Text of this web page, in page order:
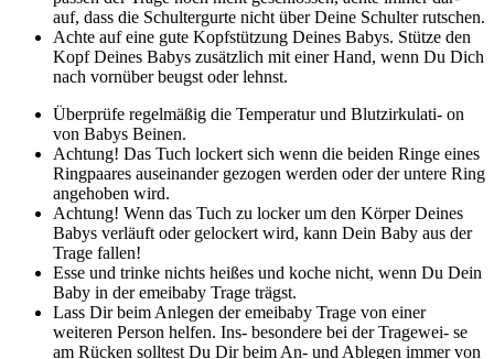
auf, dass die Schultergurte nicht über Deine Schulter rutschen.
Achte auf eine gute Kopfstützung Deines Babys. Stütze den
Kopf Deines Babys zusätzlich mit einer Hand, wenn Du Dich
nach vornüber beugst oder lehnst.
Überprüfe regelmäßig die Temperatur und Blutzirkulati- on
von Babys Beinen.
Achtung! Das Tuch lockert sich wenn die beiden Ringe eines
Ringpaares auseinander gezogen werden oder der untere Ring
angehoben wird.
Achtung! Wenn das Tuch zu locker um den Körper Deines
Babys verläuft oder gelockert wird, kann Dein Baby aus der
Trage fallen!
Esse und trinke nichts heißes und koche nicht, wenn Du Dein
Baby in der emeibaby Trage trägst.
Lass Dir beim Anlegen der emeibaby Trage von einer
weiteren Person helfen. Ins- besondere bei der Tragewei- se
am Rücken solltest Du Dir beim An- und Ablegen immer von